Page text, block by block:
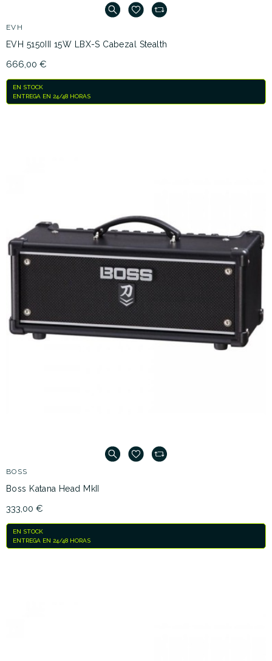
EVH
EVH 5150III 15W LBX-S Cabezal Stealth
666,00 €
EN STOCK
ENTREGA EN 24/48 HORAS
BOSS
Boss Katana Head MkII
333,00 €
EN STOCK
ENTREGA EN 24/48 HORAS